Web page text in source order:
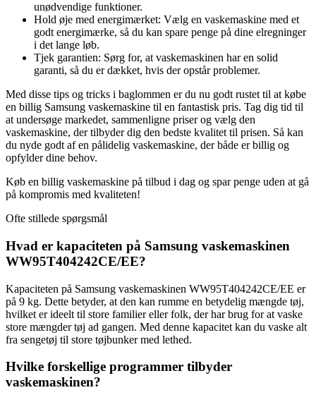
unødvendige funktioner.
Hold øje med energimærket: Vælg en vaskemaskine med et
godt energimærke, så du kan spare penge på dine elregninger
i det lange løb.
Tjek garantien: Sørg for, at vaskemaskinen har en solid
garanti, så du er dækket, hvis der opstår problemer.
Med disse tips og tricks i baglommen er du nu godt rustet til at købe
en billig Samsung vaskemaskine til en fantastisk pris. Tag dig tid til
at undersøge markedet, sammenligne priser og vælg den
vaskemaskine, der tilbyder dig den bedste kvalitet til prisen. Så kan
du nyde godt af en pålidelig vaskemaskine, der både er billig og
opfylder dine behov.
Køb en billig vaskemaskine på tilbud i dag og spar penge uden at gå
på kompromis med kvaliteten!
Ofte stillede spørgsmål
Hvad er kapaciteten på Samsung vaskemaskinen
WW95T404242CE/EE?
Kapaciteten på Samsung vaskemaskinen WW95T404242CE/EE er
på 9 kg. Dette betyder, at den kan rumme en betydelig mængde tøj,
hvilket er ideelt til store familier eller folk, der har brug for at vaske
store mængder tøj ad gangen. Med denne kapacitet kan du vaske alt
fra sengetøj til store tøjbunker med lethed.
Hvilke forskellige programmer tilbyder
vaskemaskinen?